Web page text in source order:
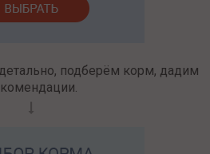
подберём корм, дадим